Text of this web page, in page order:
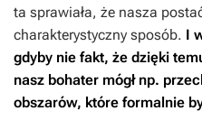
ta sprawiała, że nasza
charakterystyczny sposób. I
gdyby nie fakt, że dzięki
nasz bohater mógł np.
obszarów, które formalnie